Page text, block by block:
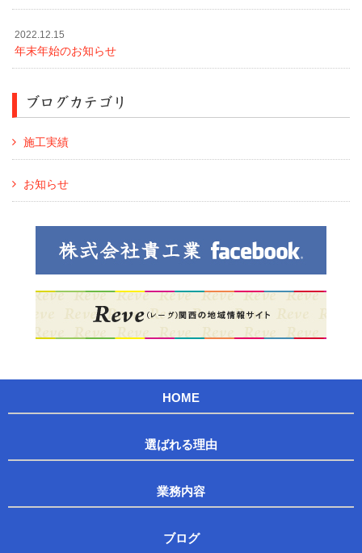
2022.12.15
年末年始のお知らせ
ブログカテゴリ
施工実績
お知らせ
HOME
選ばれる理由
業務内容
ブログ